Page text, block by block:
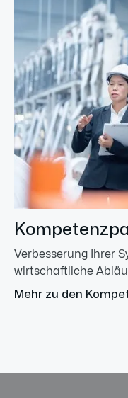
Verbesserung Ihrer
wirtschaftliche
Mehr zu den